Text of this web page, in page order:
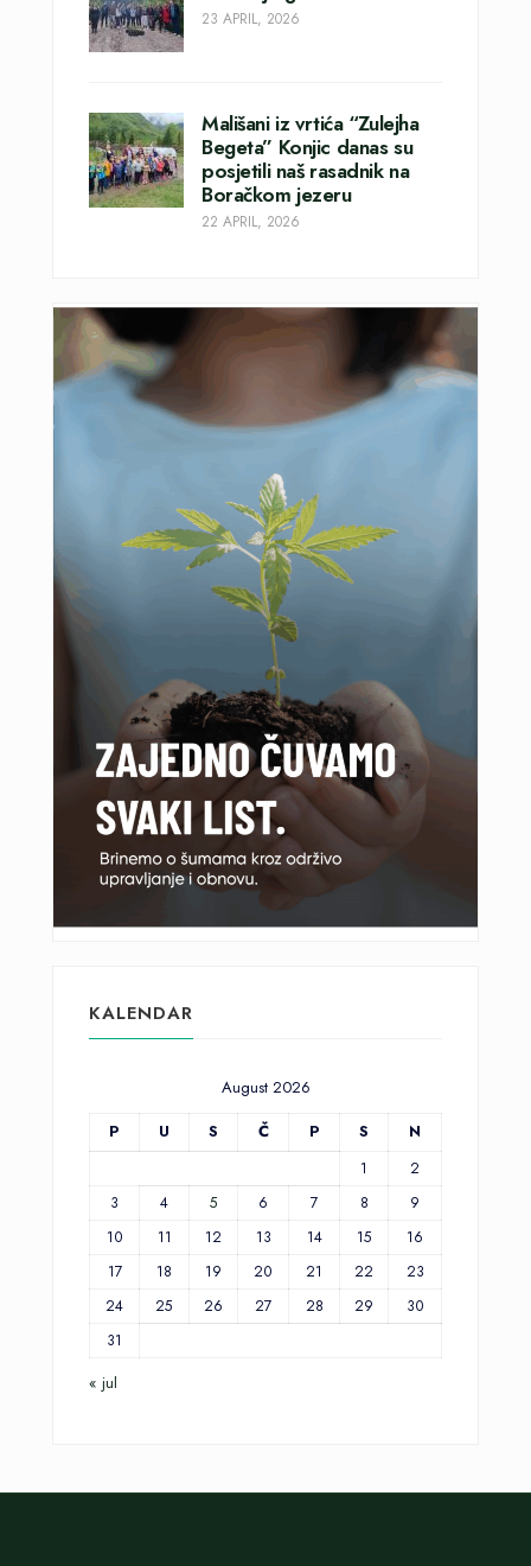
23 APRIL, 2026
Mališani iz vrtića “Zulejha
Begeta” Konjic danas su
posjetili naš rasadnik na
Boračkom jezeru
22 APRIL, 2026
KALENDAR
August 2026
P
U S Č P S N
1
2
3
4 5 6 7 8
9
10
11 12 13 14 15
16
17
18 19 20 21 22
23
24
25 26 27 28 29
30
31
« jul